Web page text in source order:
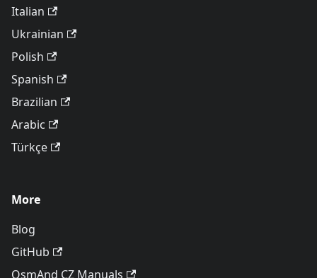
Italian
Ukrainian
Polish
Spanish
Brazilian
Arabic
Türkçe
More
Blog
GitHub
OsmAnd CZ Manuals